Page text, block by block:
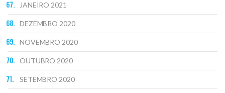
JANEIRO 2021
DEZEMBRO 2020
NOVEMBRO 2020
OUTUBRO 2020
SETEMBRO 2020